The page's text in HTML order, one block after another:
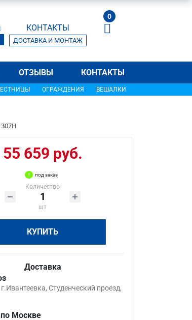
КОНТАКТЫ
ДОСТАВКА И МОНТАЖ
0
ОТЗЫВЫ КОНТАКТЫ
ОГРАЖДЕНИЯ ВЕШАЛКИ
55 659 руб.
под заказ
Количество
шт
КУПИТЬ
Доставка
г.Ивантеевка, Студенческий проезд,
Москве